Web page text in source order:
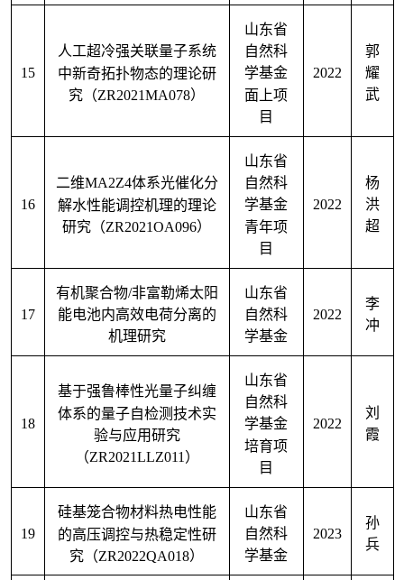
15
人工超冷强关联量子系统
中新奇拓扑物态的理论研
究（ZR2021MA078）
山东省
自然科
学基金
面上项
目
2022
郭
耀
武
16
二维MA2Z4体系光催化分
解水性能调控机理的理论
研究（ZR2021OA096）
山东省
自然科
学基金
青年项
目
2022
杨
洪
超
17
有机聚合物/非富勒烯太阳
能电池内高效电荷分离的
机理研究
山东省
自然科
学基金
2022
李
冲
18
基于强鲁棒性光量子纠缠
体系的量子自检测技术实
验与应用研究
（ZR2021LLZ011 ）
山东省
自然科
学基金
培育项
目
2022
刘
霞
19
硅基笼合物材料热电性能
的高压调控与热稳定性研
究（ZR2022QA018）
山东省
自然科
学基金
2023
孙
兵